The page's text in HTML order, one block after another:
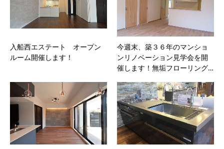
入船西エステート オープン
ルーム開催します！
今週末、築３６年のマンショ
ンリノベーション見学会を開
催します！無垢フローリング…